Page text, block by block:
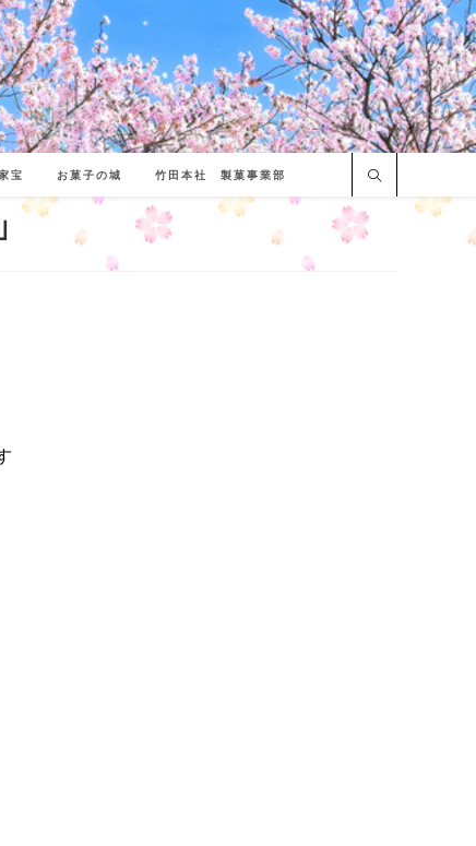
宝 お菓子の城 竹田本社 製菓事業部